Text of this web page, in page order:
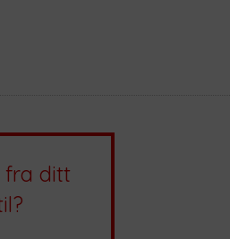
fra ditt